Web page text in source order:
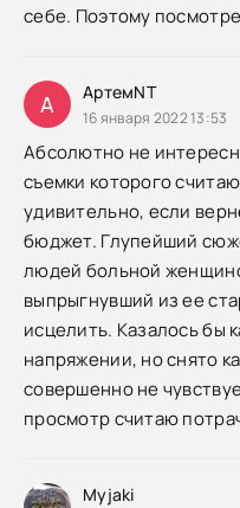
себе. Поэтому
А АртемNT
16 января 2022 13:53
Абсолютно не
съемки которого
удивительно, если
бюджет. Глупейший
людей больной
выпрыгнувший из ее
исцелить. Казалось бы
напряжении, но снято
совершенно не
просмотр считаю
Myjaki